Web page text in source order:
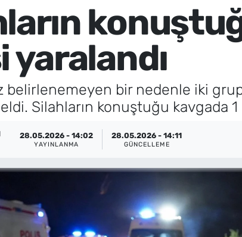
yaralandı
belirlenemeyen bir nedenle iki
Silahların konuştuğu kavgada 1
28.05.2026 - 14:02
YAYINLANMA
28.05.2026 - 14:11
GÜNCELLEME